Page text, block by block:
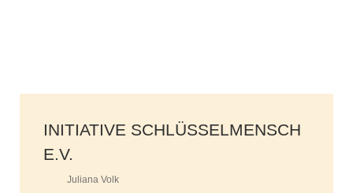
INITIATIVE SCHLÜSSELMENSCH
E.V.
Juliana Volk